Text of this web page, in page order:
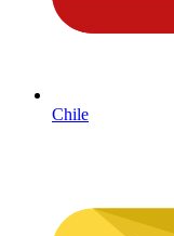
Chile